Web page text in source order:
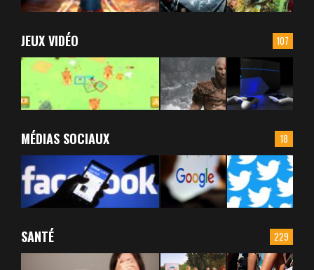
107
JEUX VIDÉO
18
MÉDIAS SOCIAUX
229
SANTÉ